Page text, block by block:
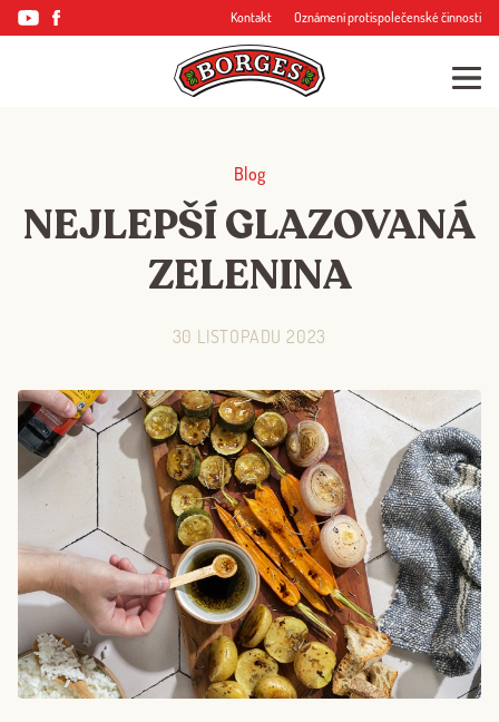
Kontakt Oznámení protispolečenské činnosti
Blog
NEJLEPŠÍ GLAZOVANÁ
ZELENINA
30 LISTOPADU 2023